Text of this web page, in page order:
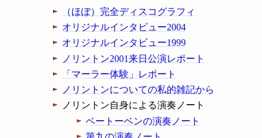
（ほぼ）完全ディスコグラフィ
オリジナルインタビュー2004
オリジナルインタビュー1999
ノリントン2001来日公演レポート
「マーラー体験」レポート
ノリントンについての私的雑記から
ノリントン自身による演奏ノート
ベートーベンの演奏ノート